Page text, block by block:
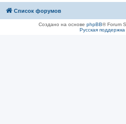
Список форумов
Создано на основе phpBB® Forum
Русская